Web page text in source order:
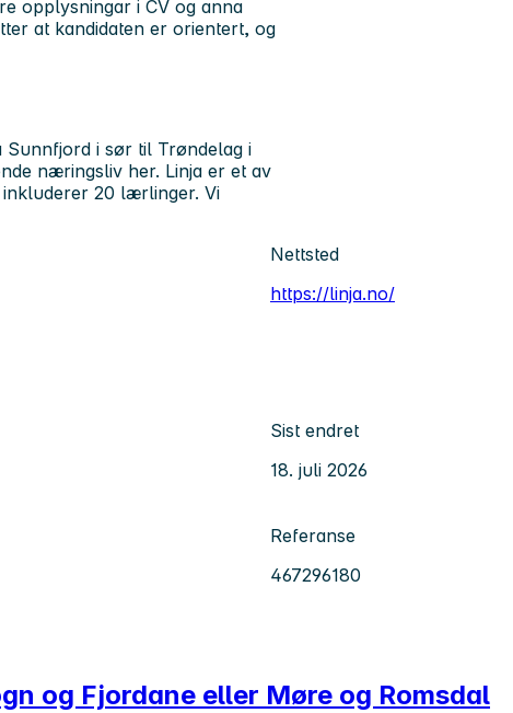
opplysningar i CV og anna
at kandidaten er orientert, og
i sør til Trøndelag i
næringsliv her. Linja er et av
inkluderer 20 lærlinger. Vi
Nettsted
https://linja.no/
Sist endret
18. juli 2026
Referanse
467296180
og Fjordane eller Møre og Romsdal